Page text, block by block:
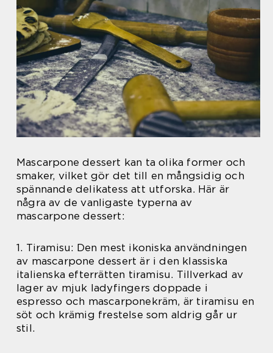
Mascarpone dessert kan ta olika former och
smaker, vilket gör det till en mångsidig och
spännande delikatess att utforska. Här är
några av de vanligaste typerna av
mascarpone dessert:
1. Tiramisu: Den mest ikoniska användningen
av mascarpone dessert är i den klassiska
italienska efterrätten tiramisu. Tillverkad av
lager av mjuk ladyfingers doppade i
espresso och mascarponekräm, är tiramisu en
söt och krämig frestelse som aldrig går ur
stil.